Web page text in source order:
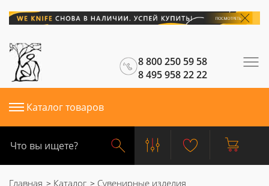
8 800 250 59 58
8 495 958 22 22
Каталог товаров
Главная Каталог
Сувенирные изделия